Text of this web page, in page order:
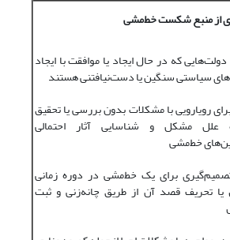
از منبع شکست خط‌‌‌‌مشی
دولت‌‌‌‌هایی که در حال ایجاد یا موافقت با ایجاد
سیاستی سنگین یا دست‌نیافتنی هستند
رویارویی با مشکلات بدون بررسی یا تحقیق
علل مشکل و شناسایی آثار احتمالی
خط‌مشی
برای یک خط‌‌‌‌مشی در دوره زمانی
یا تحریف قصد آن از طریق چانه‌‌‌‌زنی و ثبت